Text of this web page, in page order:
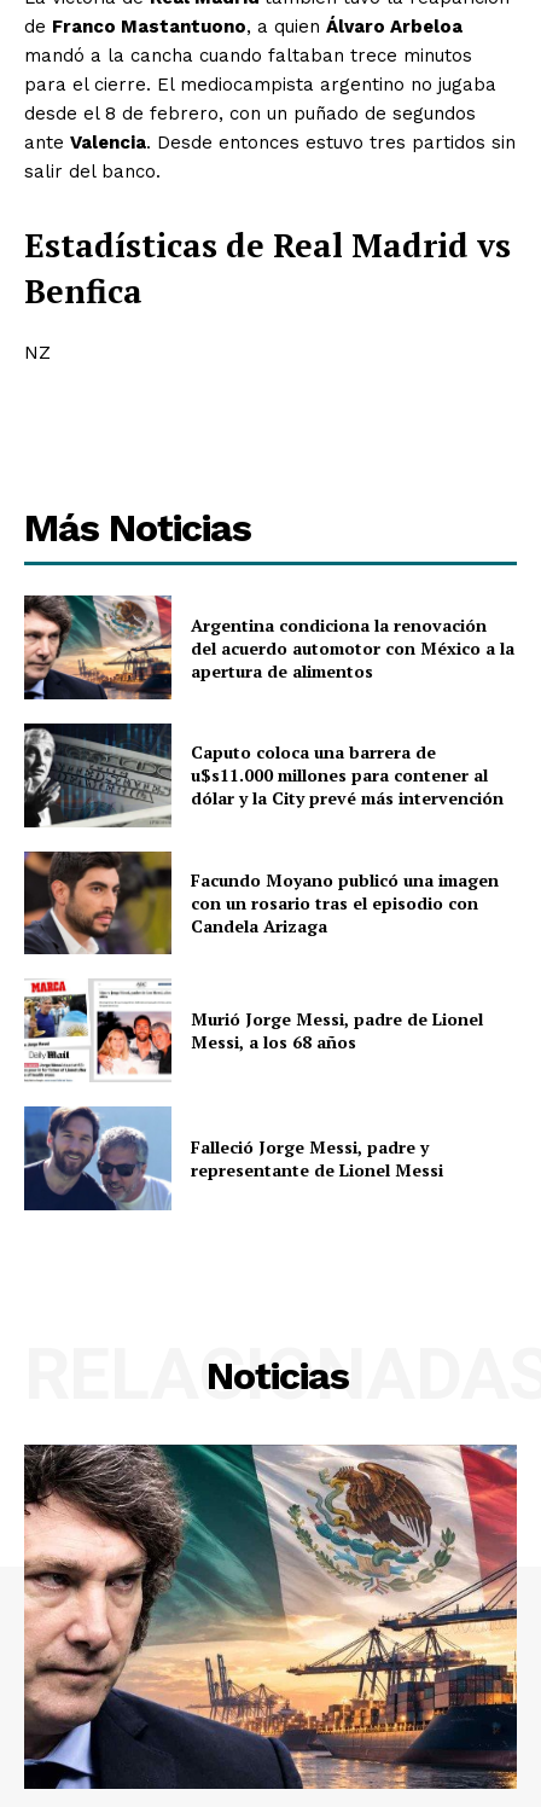
de Franco Mastantuono, a quien Álvaro Arbeloa
mandó a la cancha cuando faltaban trece minutos
para el cierre. El mediocampista argentino no jugaba
desde el 8 de febrero, con un puñado de segundos
ante Valencia. Desde entonces estuvo tres partidos sin
salir del banco.
Estadísticas de Real Madrid vs
Benfica
NZ
Más Noticias
Argentina condiciona la renovación
del acuerdo automotor con México a la
apertura de alimentos
Caputo coloca una barrera de
u$s11.000 millones para contener al
dólar y la City prevé más intervención
Facundo Moyano publicó una imagen
con un rosario tras el episodio con
Candela Arizaga
Murió Jorge Messi, padre de Lionel
Messi, a los 68 años
Falleció Jorge Messi, padre y
representante de Lionel Messi
Noticias